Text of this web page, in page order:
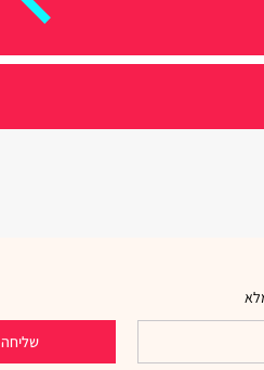
שליחה